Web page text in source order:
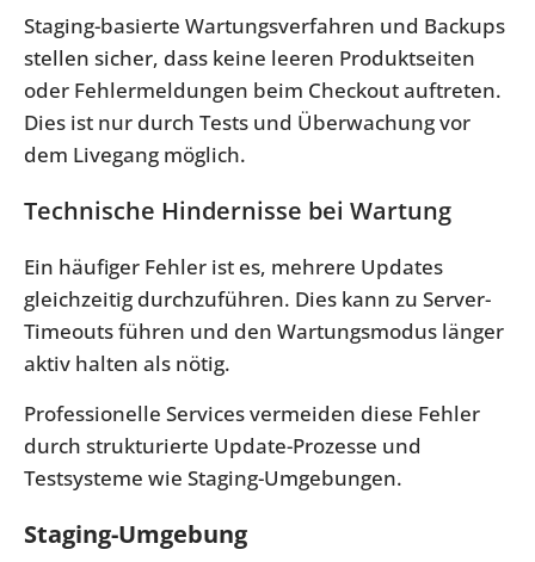
Staging-basierte Wartungsverfahren und Backups
stellen sicher, dass keine leeren Produktseiten
oder Fehlermeldungen beim Checkout auftreten.
Dies ist nur durch Tests und Überwachung vor
dem Livegang möglich.
Technische Hindernisse bei Wartung
Ein häufiger Fehler ist es, mehrere Updates
gleichzeitig durchzuführen. Dies kann zu Server-
Timeouts führen und den Wartungsmodus länger
aktiv halten als nötig.
Professionelle Services vermeiden diese Fehler
durch strukturierte Update-Prozesse und
Testsysteme wie Staging-Umgebungen.
Staging-Umgebung